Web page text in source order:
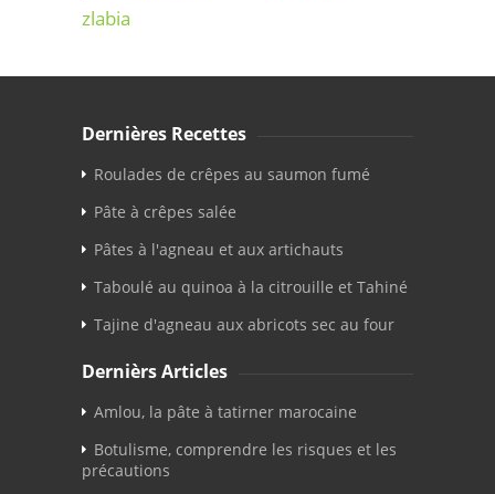
zlabia
Dernières Recettes
Roulades de crêpes au saumon fumé
Pâte à crêpes salée
Pâtes à l'agneau et aux artichauts
Taboulé au quinoa à la citrouille et Tahiné
Tajine d'agneau aux abricots sec au four
Dernièrs Articles
Amlou, la pâte à tatirner marocaine
Botulisme, comprendre les risques et les
précautions